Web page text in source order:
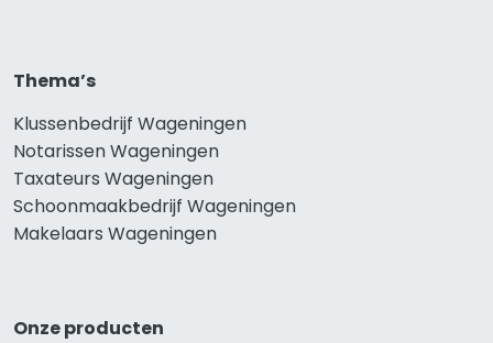
Thema’s
Klussenbedrijf Wageningen
Notarissen Wageningen
Taxateurs Wageningen
Schoonmaakbedrijf Wageningen
Makelaars Wageningen
Onze producten